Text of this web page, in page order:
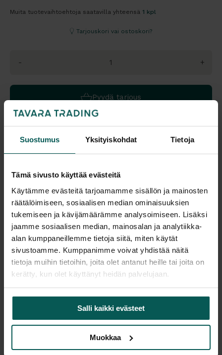
Suostumus Yksityiskohdat Tietoja
Tämä sivusto käyttää evästeitä
Käytämme evästeitä tarjoamamme sisällön ja mainosten
räätälöimiseen, sosiaalisen median ominaisuuksien
tukemiseen ja kävijämäärämme analysoimiseen. Lisäksi
jaamme sosiaalisen median, mainosalan ja analytiikka-
alan kumppaneillemme tietoja siitä, miten käytät
sivustoamme. Kumppanimme voivat yhdistää näitä
tietoja muihin tietoihin, joita olet antanut heille tai joita on
kerätty, kun olet käyttänyt heidän palvelujaan.
Salli kaikki evästeet
Muokkaa
Muita tuotevaihtoehtoja saatavilla yhteensä 1 kpl
Tarjouskori vai ostoskori?
- +
Pyydä tarjous
Saatavuus
veloitamme mahdollisesti siirtomaksun)
Tulosta tuotekortti
Tuotekuvaus
Tyylikkäitä Materian valmistamia baarituoleja.